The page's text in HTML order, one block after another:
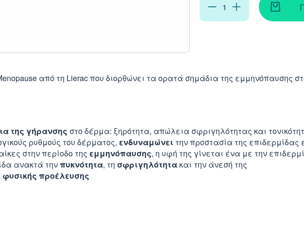
από τη Lierac που διορθώνει τα ορατά σημάδια της εμμηνόπαυσης
της γήρανσης στο δέρμα: ξηρότητα, απώλεια σφριγηλότητας και
ρυθμούς του δέρματος, ενδυναμώνει την προστασία της επιδερμίδας
στην περίοδο της εμμηνόπαυσης, η υφή της γίνεται ένα με την
ανακτά τηνπυκνότητα, τη σφριγηλότητα και την άνεσή της
φυσικής προέλευσης